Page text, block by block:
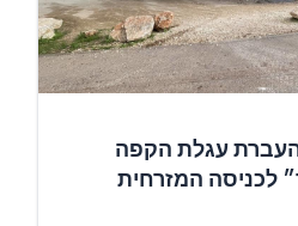
עגלת הקפה
לכניסה המזרחית